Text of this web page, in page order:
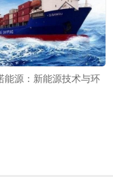
能源：新能源技术与环